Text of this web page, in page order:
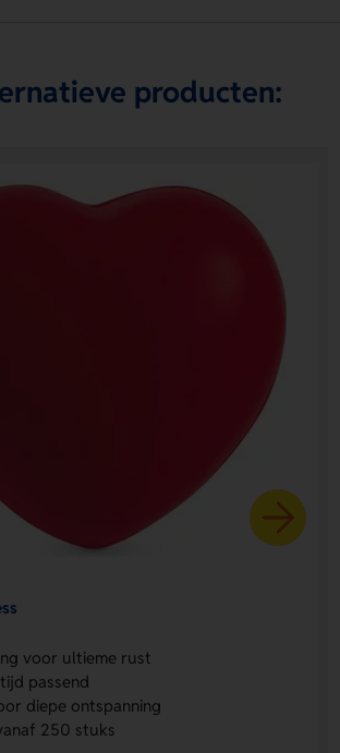
producten:
voor ultieme rust
passend
diepe ontspanning
250 stuks